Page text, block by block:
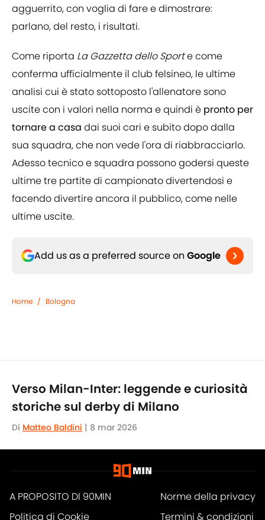
agguerrito, con voglia di fare e dimostrare:
parlano, del resto, i risultati.
Come riporta La Gazzetta dello Sporte come
conferma ufficialmente il club felsineo, le ultime
analisi cui è stato sottoposto l'allenatore sono
uscite con i valori nella norma e quindi è pronto per
tornare a casa dai suoi cari e subito dopo dalla
sua squadra, che non vede l'ora di riabbracciarlo.
Adesso tecnico e squadra possono godersi queste
ultime tre partite di campionato divertendosi e
facendo divertire ancora il pubblico, come nelle
ultime uscite.
Add us as a preferred source on Google
Home / Bologna
Verso Milan-Inter: leggende e curiosità
storiche sul derby di Milano
Di Matteo Baldini | 8 mar 2026
A PROPOSITO DI 90MIN
Norme della privacy
Politica di Cookie
Termini & condizioni